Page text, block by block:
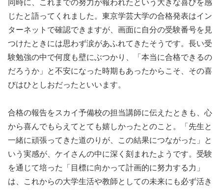
同時に、これまでの努力が報われたという大きな喜びを感
じたと語ってくれました。東京学芸大学の合格発表はイン
ターネットで確認できますが、画面に自分の受験番号を見
つけたときには思わず涙があふれてきたそうです。長い受
験勉強の中で何度も壁にぶつかり、「本当に合格できるの
だろうか」と不安になった時期もあったからこそ、その喜
びはひとしおだったといいます。
合格の報告をスカイ予備校の担当講師に伝えたときも、心
から喜んでもらえてとても嬉しかったとのこと。「先生と
一緒に頑張ってきた道のりが、この結果につながった」と
いう実感が、ケイさんの中に深く刻まれたようです。受験
を通じて培った「目標に向かって計画的に努力する力」
は、これからの大学生活や教師としての未来にも必ず活き